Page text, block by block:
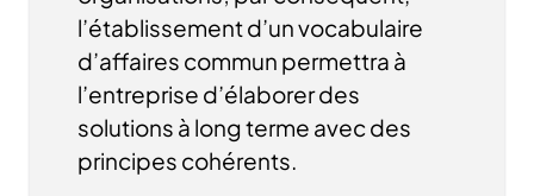
l’établissement d’un vocabulaire
d’affaires commun permettra à
l’entreprise d’élaborer des
solutions à long terme avec des
principes cohérents.